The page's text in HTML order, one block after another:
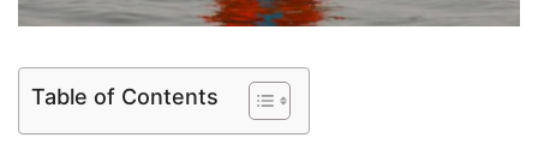
Table of Contents